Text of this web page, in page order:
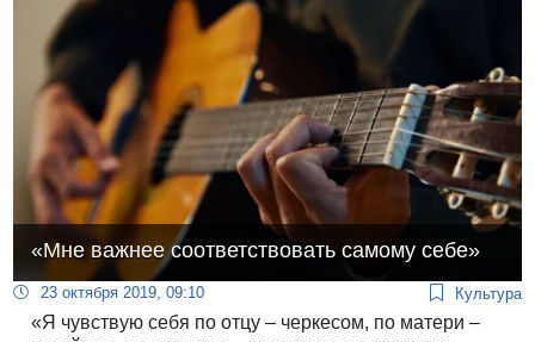
«Мне важнее соответствовать самому себе»
23 октября 2019, 09:10 Культура
«Я чувствую себя по отцу – черкесом, по матери –